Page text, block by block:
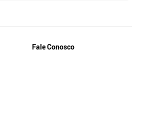
Fale Conosco